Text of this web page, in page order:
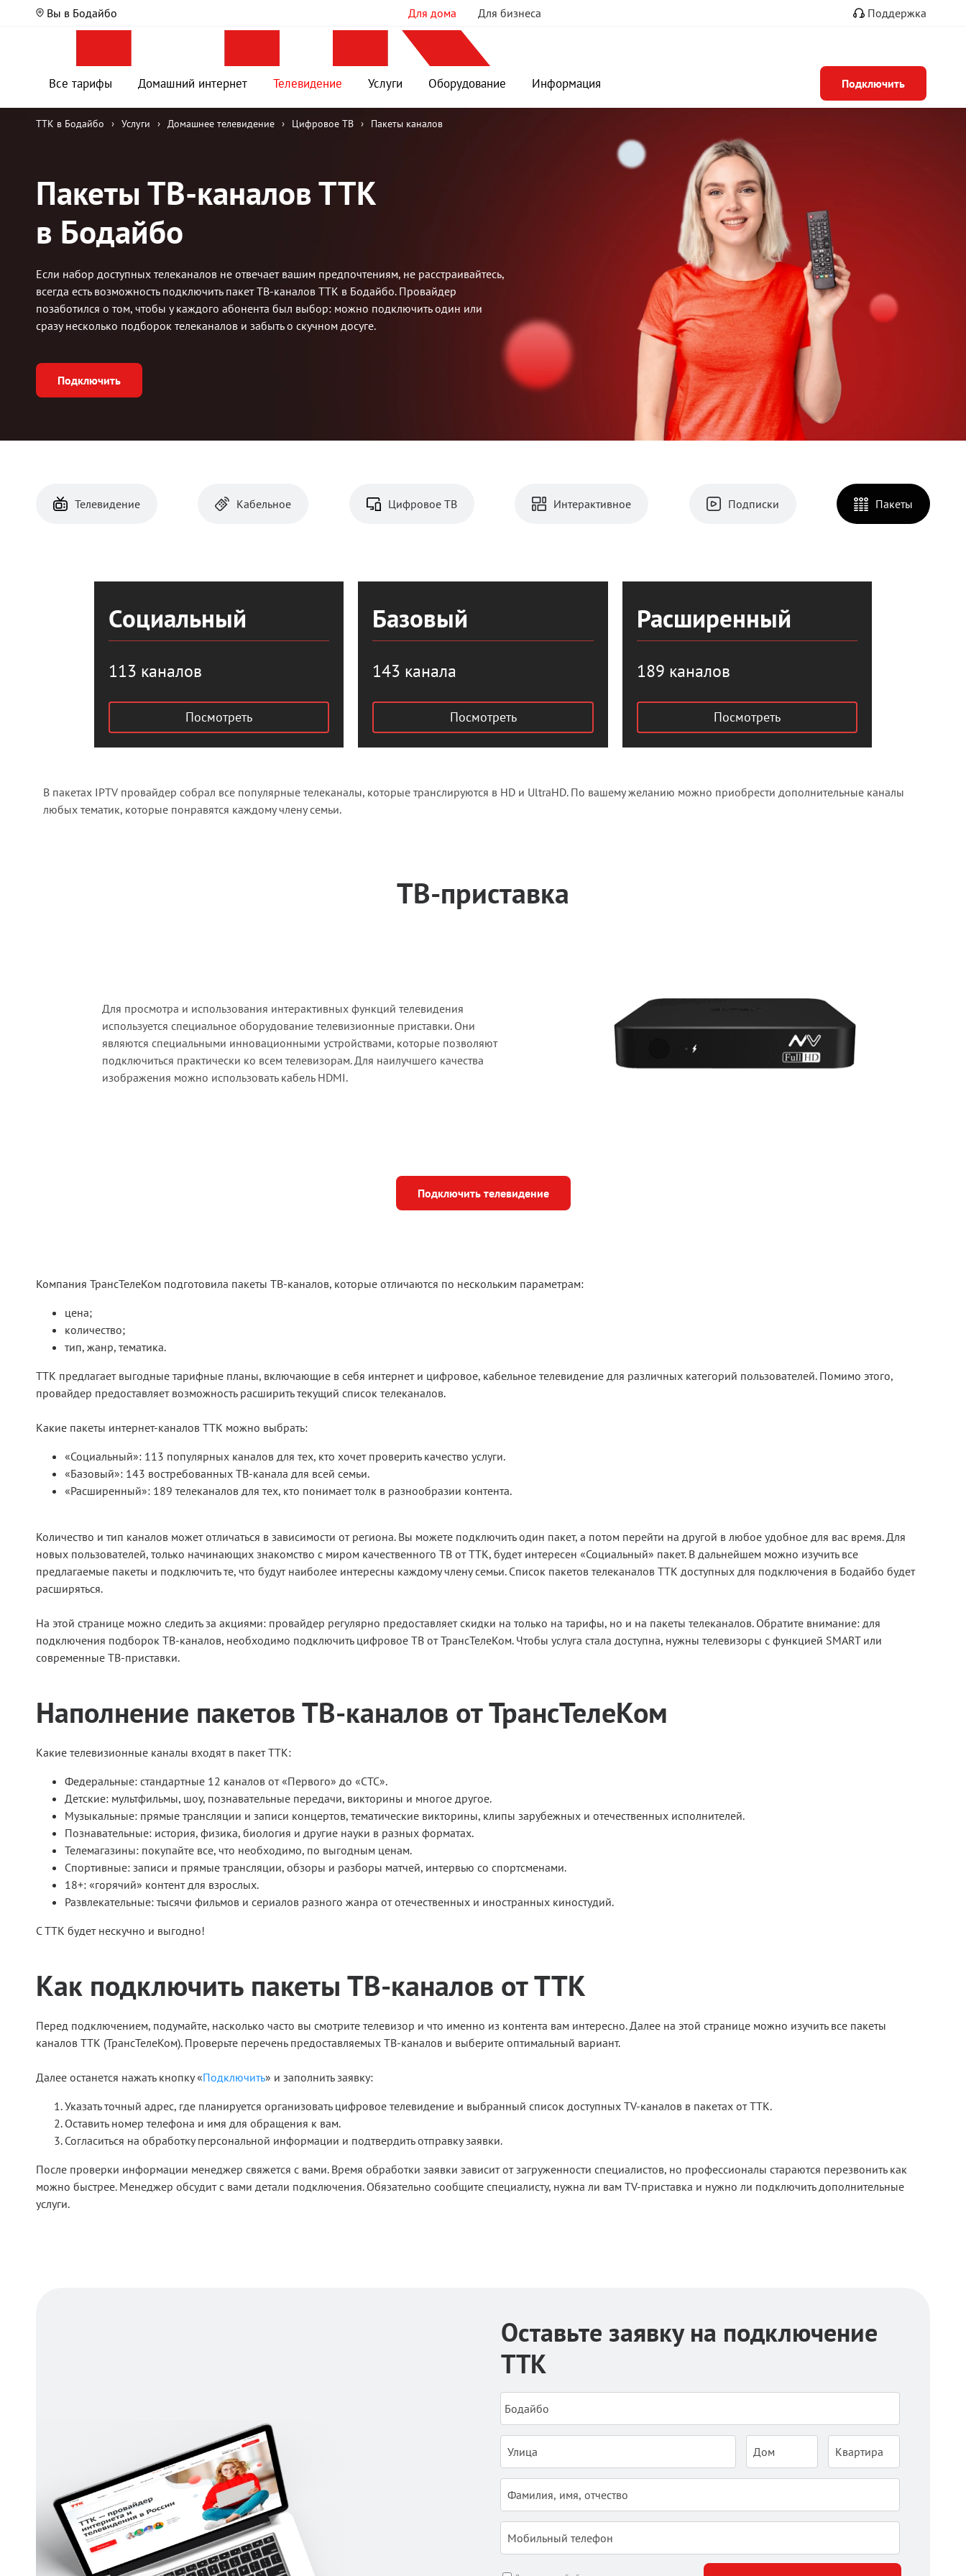
Вы в Бодайбо Для дома Для бизнеса Поддержка
Все тарифы Домашний интернет Телевидение Услуги Оборудование Информация Подключить
ТТК в Бодайбо › Услуги › Домашнее телевидение › Цифровое ТВ › Пакеты каналов
Пакеты ТВ-каналов ТТК
в Бодайбо
Если набор доступных телеканалов не отвечает вашим предпочтениям, не расстраивайтесь,
всегда есть возможность подключить пакет ТВ-каналов ТТК в Бодайбо. Провайдер
позаботился о том, чтобы у каждого абонента был выбор: можно подключить один или
сразу несколько подборок телеканалов и забыть о скучном досуге.
Подключить
Телевидение Кабельное Цифровое ТВ Интерактивное Подписки Пакеты
Основные
Социальный
113 каналов
Посмотреть
Базовый
143 канала
Посмотреть
Расширенный
189 каналов
Посмотреть
В пакетах IPTV провайдер собрал все популярные телеканалы, которые транслируются в HD и UltraHD. По вашему желанию можно приобрести дополнительные каналы
любых тематик, которые понравятся каждому члену семьи.
ТВ-приставка
Для просмотра и использования интерактивных функций телевидения
используется специальное оборудование телевизионные приставки. Они
являются специальными инновационными устройствами, которые позволяют
подключиться практически ко всем телевизорам. Для наилучшего качества
изображения можно использовать кабель HDMI.
Подключить телевидение
Компания ТрансТелеКом подготовила пакеты ТВ-каналов, которые отличаются по нескольким параметрам:
цена;
количество;
тип, жанр, тематика.
ТТК предлагает выгодные тарифные планы, включающие в себя интернет и цифровое, кабельное телевидение для различных категорий пользователей. Помимо этого,
провайдер предоставляет возможность расширить текущий список телеканалов.
Какие пакеты интернет-каналов ТТК можно выбрать:
«Социальный»: 113 популярных каналов для тех, кто хочет проверить качество услуги.
«Базовый»: 143 востребованных ТВ-канала для всей семьи.
«Расширенный»: 189 телеканалов для тех, кто понимает толк в разнообразии контента.
Количество и тип каналов может отличаться в зависимости от региона. Вы можете подключить один пакет, а потом перейти на другой в любое удобное для вас время. Для
новых пользователей, только начинающих знакомство с миром качественного ТВ от ТТК, будет интересен «Социальный» пакет. В дальнейшем можно изучить все
предлагаемые пакеты и подключить те, что будут наиболее интересны каждому члену семьи. Список пакетов телеканалов ТТК доступных для подключения в Бодайбо будет
расширяться.
На этой странице можно следить за акциями: провайдер регулярно предоставляет скидки на только на тарифы, но и на пакеты телеканалов. Обратите внимание: для
подключения подборок ТВ-каналов, необходимо подключить цифровое ТВ от ТрансТелеКом. Чтобы услуга стала доступна, нужны телевизоры с функцией SMART или
современные ТВ-приставки.
Наполнение пакетов ТВ-каналов от ТрансТелеКом
Какие телевизионные каналы входят в пакет TTK:
Федеральные: стандартные 12 каналов от «Первого» до «СТС».
Детские: мультфильмы, шоу, познавательные передачи, викторины и многое другое.
Музыкальные: прямые трансляции и записи концертов, тематические викторины, клипы зарубежных и отечественных исполнителей.
Познавательные: история, физика, биология и другие науки в разных форматах.
Телемагазины: покупайте все, что необходимо, по выгодным ценам.
Спортивные: записи и прямые трансляции, обзоры и разборы матчей, интервью со спортсменами.
18+: «горячий» контент для взрослых.
Развлекательные: тысячи фильмов и сериалов разного жанра от отечественных и иностранных киностудий.
С ТТК будет нескучно и выгодно!
Как подключить пакеты ТВ-каналов от ТТК
Перед подключением, подумайте, насколько часто вы смотрите телевизор и что именно из контента вам интересно. Далее на этой странице можно изучить все пакеты
каналов ТТК (ТрансТелеКом). Проверьте перечень предоставляемых ТВ-каналов и выберите оптимальный вариант.
Далее останется нажать кнопку «Подключить» и заполнить заявку:
Указать точный адрес, где планируется организовать цифровое телевидение и выбранный список доступных TV-каналов в пакетах от ТТК.
Оставить номер телефона и имя для обращения к вам.
Согласиться на обработку персональной информации и подтвердить отправку заявки.
После проверки информации менеджер свяжется с вами. Время обработки заявки зависит от загруженности специалистов, но профессионалы стараются перезвонить как
можно быстрее. Менеджер обсудит с вами детали подключения. Обязательно сообщите специалисту, нужна ли вам TV-приставка и нужно ли подключить дополнительные
услуги.
Оставьте заявку на подключение
ТТК